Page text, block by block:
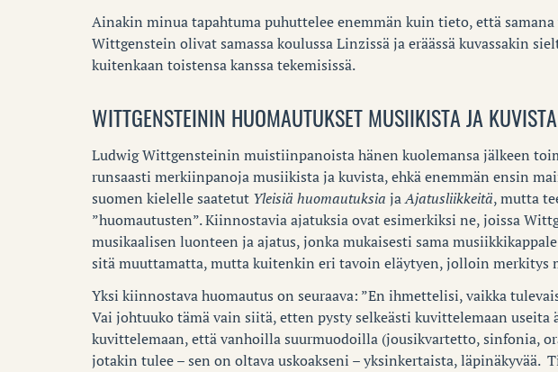
Ainakin minua tapahtuma puhuttelee enemmän kuin tieto, että
Wittgenstein olivat samassa koulussa Linzissä ja eräässä kuvassakin
kuitenkaan toistensa kanssa tekemisissä.
WITTGENSTEININ HUOMAUTUKSET MUSIIKISTA JA KUVISTA
Ludwig Wittgensteinin muistiinpanoista hänen kuolemansa jälkeen
runsaasti merkiinpanoja musiikista ja kuvista, ehkä enemmän ensin
suomen kielelle saatetut Yleisiä huomautuksia jaAjatusliikkeitä, mutta
”huomautusten”. Kiinnostavia ajatuksia ovat esimerkiksi ne, joissa
musikaalisen luonteen ja ajatus, jonka mukaisesti sama
sitä muuttamatta, mutta kuitenkin eri tavoin eläytyen, jolloin merkitys
Yksi kiinnostava huomautus on seuraava: ”En ihmettelisi, vaikka
Vai johtuuko tämä vain siitä, etten pysty selkeästi kuvittelemaan useita
kuvittelemaan, että vanhoilla suurmuodoilla (jousikvartetto, sinfonia,
jotakin tulee – sen on oltava uskoakseni – yksinkertaista, läpinäkyvää.